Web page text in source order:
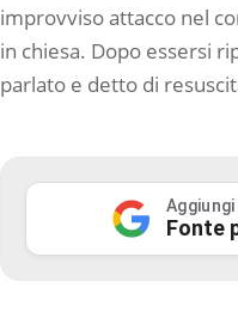
improvviso attacco nel
in chiesa. Dopo essersi
parlato e detto di
Fonte